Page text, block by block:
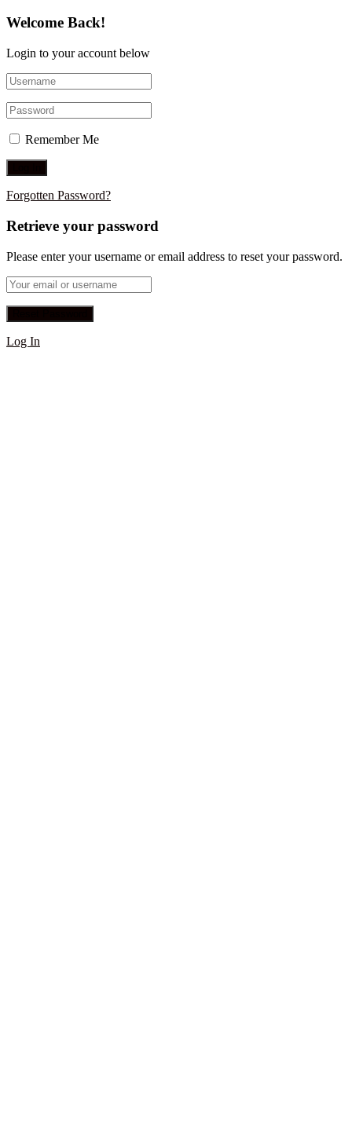
Welcome Back!
Login to your account below
Remember Me
Forgotten Password?
Retrieve your password
Please enter your username or email address to reset your password.
Log In